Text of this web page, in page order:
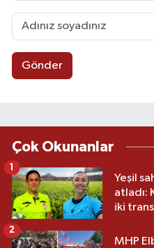
Gönder
Çok Okunanlar
Yeşil
atladı:
iki
1
MHP
2